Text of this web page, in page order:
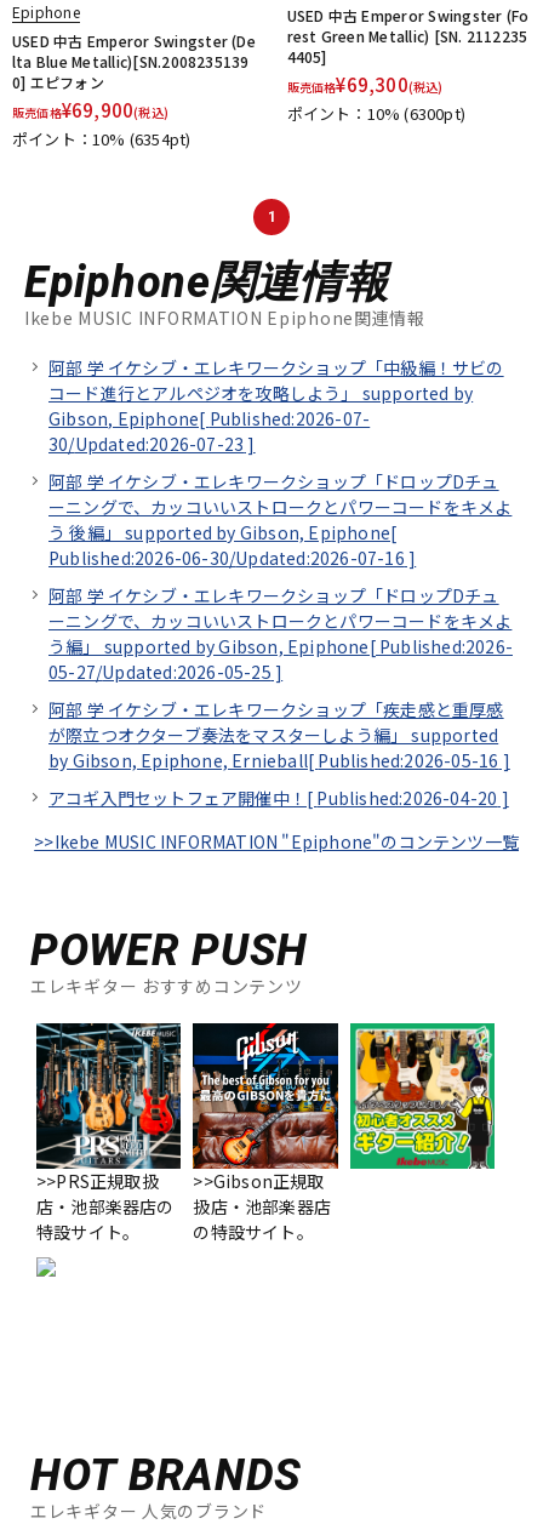
Epiphone
USED 中古 Emperor Swingster (De
lta Blue Metallic)[SN.2008235139
0] エピフォン
販売価格¥69,900(税込)
ポイント：10% (6354pt)
USED 中古 Emperor Swingster (Fo
rest Green Metallic) [SN. 2112235
4405]
販売価格¥69,300(税込)
ポイント：10%(6300pt)
1
Epiphone関連情報
Ikebe MUSIC INFORMATION Epiphone関連情報
阿部 学 イケシブ・エレキワークショップ「中級編！サビの
コード進行とアルペジオを攻略しよう」 supported by
Gibson, Epiphone[ Published:2026-07-
30/Updated:2026-07-23 ]
阿部 学 イケシブ・エレキワークショップ「ドロップDチュ
ーニングで、カッコいいストロークとパワーコードをキメよ
う 後編」 supported by Gibson, Epiphone[
Published:2026-06-30/Updated:2026-07-16 ]
阿部 学 イケシブ・エレキワークショップ「ドロップDチュ
ーニングで、カッコいいストロークとパワーコードをキメよ
う編」 supported by Gibson, Epiphone[ Published:2026-
05-27/Updated:2026-05-25 ]
阿部 学 イケシブ・エレキワークショップ「疾走感と重厚感
が際立つオクターブ奏法をマスターしよう編」 supported
by Gibson, Epiphone, Ernieball[ Published:2026-05-16 ]
アコギ入門セットフェア開催中！[ Published:2026-04-20 ]
>>Ikebe MUSIC INFORMATION "Epiphone"のコンテンツ一覧
POWER PUSH
エレキギター おすすめコンテンツ
>>PRS正規取扱
店・池部楽器店の
特設サイト。
>>Gibson正規取
扱店・池部楽器店
の特設サイト。
HOT BRANDS
エレキギター 人気のブランド